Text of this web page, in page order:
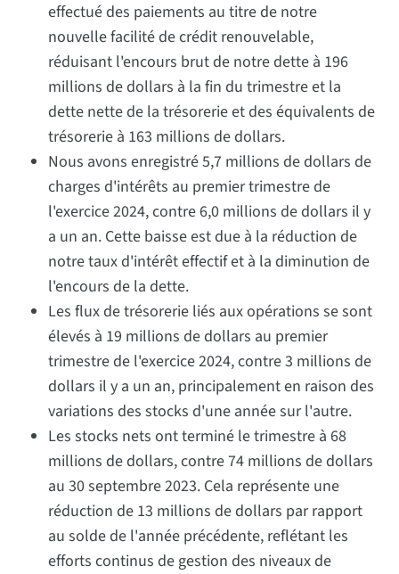
effectué des paiements au titre de notre
nouvelle facilité de crédit renouvelable,
réduisant l'encours brut de notre dette à 196
millions de dollars à la fin du trimestre et la
dette nette de la trésorerie et des équivalents de
trésorerie à 163 millions de dollars.
Nous avons enregistré 5,7 millions de dollars de
charges d'intérêts au premier trimestre de
l'exercice 2024, contre 6,0 millions de dollars il y
a un an. Cette baisse est due à la réduction de
notre taux d'intérêt effectif et à la diminution de
l'encours de la dette.
Les flux de trésorerie liés aux opérations se sont
élevés à 19 millions de dollars au premier
trimestre de l'exercice 2024, contre 3 millions de
dollars il y a un an, principalement en raison des
variations des stocks d'une année sur l'autre.
Les stocks nets ont terminé le trimestre à 68
millions de dollars, contre 74 millions de dollars
au 30 septembre 2023. Cela représente une
réduction de 13 millions de dollars par rapport
au solde de l'année précédente, reflétant les
efforts continus de gestion des niveaux de